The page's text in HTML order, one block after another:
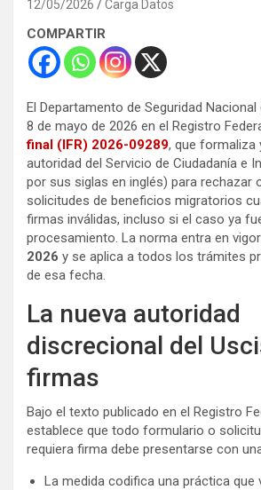
12/05/2026 Carga Datos
COMPARTIR
El Departamento de Seguridad
8 de mayo de 2026 en el Registro
final (IFR) 2026-09289, que formaliza
autoridad del Servicio de Ciudadanía e
por sus siglas en inglés) para rechazar
solicitudes de beneficios migratorios
firmas inválidas, incluso si el caso ya
procesamiento. La norma entra en
2026 y se aplica a todos los trámites
de esa fecha.
La nueva autoridad
discrecional del
firmas
Bajo el texto publicado en el Registro
establece que todo formulario o
requiera firma debe presentarse con
La medida codifica una práctica que